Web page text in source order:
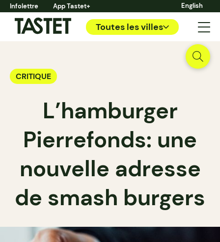
Infolettre App Tastet+ English
Toutes les villes
CRITIQUE
L’hamburger
Pierrefonds: une
nouvelle adresse
de smash burgers